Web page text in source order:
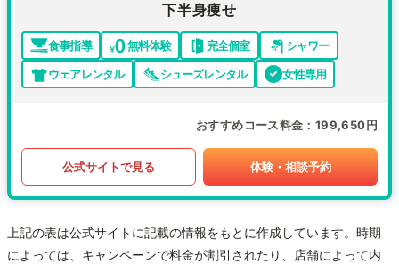
下半身痩せ
食事指導 無料体験 完全個室
シャワー
ウェアレンタル
シューズレンタル 女性専用
おすすめコース料金 199,650円
公式サイトで見る 体験・相談予約
上記の表は公式サイトに記載の情報をもとに作成しています。時期
によっては、キャンペーンで料金が割引されたり、店舗によって内